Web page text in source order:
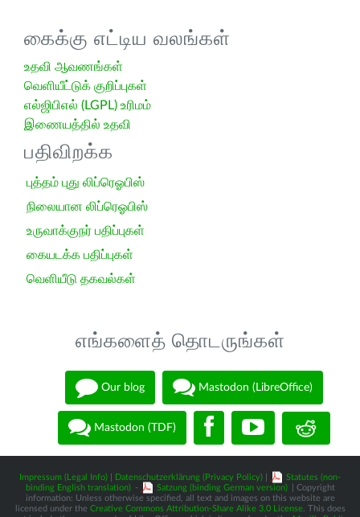
கைக்கு எட்டிய வலங்கள்
உதவி ஆவணங்கள்
வெளியீட்டுக் குறிப்புகள்
எல்ஜிபிஎல் (LGPL) உரிமம்
இணையத்தில் உதவி
பதிவிறக்க
புத்தம் புது லிப்ரெஓபிஸ்
நிலையான லிப்ரெஓபிஸ்
உருவாக்குநர் பதிப்புகள்
கையடக்க பதிப்புகள்
வெளியீடு தகவல்கள்
எங்களைத் தொடருங்கள்
Our blog Mastodon (LibreOffice)
Mastodon (TDF)
Impressum (Legal Info) Datenschutzerklärung (Privacy Policy)
Statutes (non-
binding English translation) - Satzung (binding German version)
| Copyright
information: Unless otherwise specified, all text and images on this website are
licensed under the Creative Commons Attribution-Share Alike 3.0 License. This does